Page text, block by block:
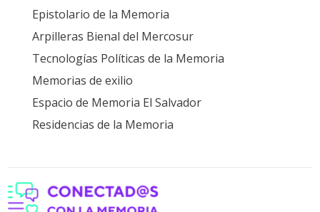
Epistolario de la Memoria
Arpilleras Bienal del Mercosur
Tecnologías Políticas de la Memoria
Memorias de exilio
Espacio de Memoria El Salvador
Residencias de la Memoria